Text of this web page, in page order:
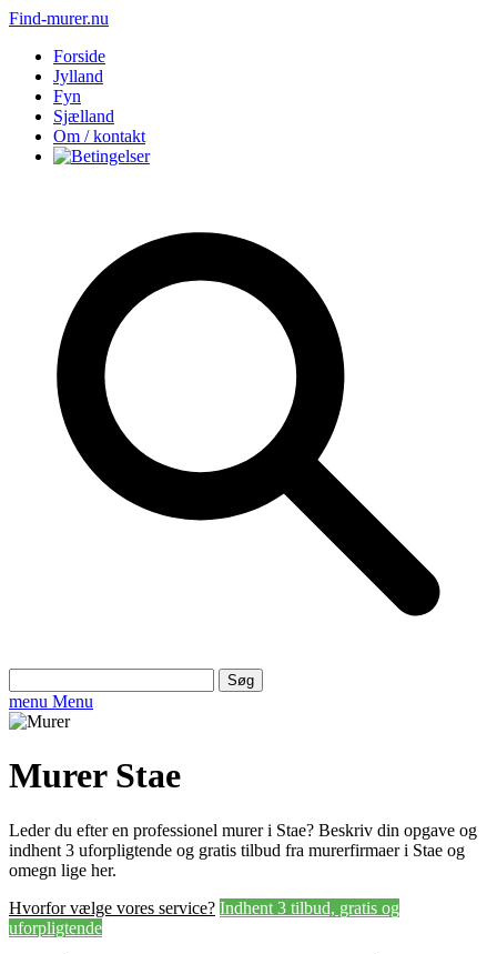
Find-murer.nu
Forside
Jylland
Fyn
Sjælland
Om / kontakt
efter:
menu Menu
Murer Stae
Leder du efter en professionel murer i Stae? Beskriv din opgave og
indhent 3 uforpligtende og gratis tilbud fra murerfirmaer i Stae og
omegn lige her.
Hvorfor vælge vores service? Indhent 3 tilbud, gratis og
uforpligtende